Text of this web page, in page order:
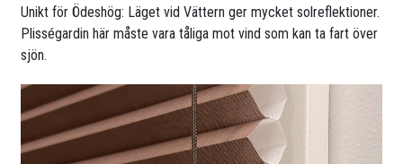
Unikt för Ödeshög: Läget vid Vättern ger mycket solreflektioner.
Plisségardin här måste vara tåliga mot vind som kan ta fart över
sjön.